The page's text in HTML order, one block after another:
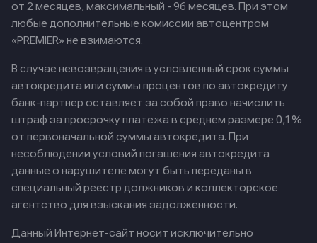
от 2 месяцев, максимальный - 96 месяцев. При этом
любые дополнительные комиссии автоцентром
«PREMIER» не взимаются.
В случае невозвращения в условленный срок суммы
автокредита или суммы процентов по автокредиту
банк-партнер оставляет за собой право начислить
штраф за просрочку платежа в среднем размере 0,1%
от первоначальной суммы автокредита. При
несоблюдении условий погашения автокредита
данные о нарушителе могут быть переданы в
специальный реестр должников и коллекторское
агентство для взыскания задолженности.
Данный Интернет-сайт носит исключительно